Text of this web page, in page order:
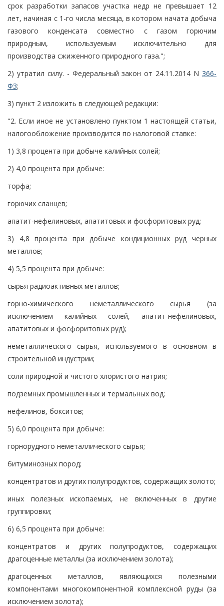
срок разработки запасов участка недр не превышает 12
лет, начиная с 1-го числа месяца, в котором начата добыча
газового конденсата совместно с газом горючим
природным, используемым исключительно для
производства сжиженного природного газа.";
2) утратил силу. - Федеральный закон от 24.11.2014 N 366-
ФЗ;
3) пункт 2 изложить в следующей редакции:
"2. Если иное не установлено пунктом 1 настоящей статьи,
налогообложение производится по налоговой ставке:
1) 3,8 процента при добыче калийных солей;
2) 4,0 процента при добыче:
торфа;
горючих сланцев;
апатит-нефелиновых, апатитовых и фосфоритовых руд;
3) 4,8 процента при добыче кондиционных руд черных
металлов;
4) 5,5 процента при добыче:
сырья радиоактивных металлов;
горно-химического неметаллического сырья (за
исключением калийных солей, апатит-нефелиновых,
апатитовых и фосфоритовых руд);
неметаллического сырья, используемого в основном в
строительной индустрии;
соли природной и чистого хлористого натрия;
подземных промышленных и термальных вод;
нефелинов, бокситов;
5) 6,0 процента при добыче:
горнорудного неметаллического сырья;
битуминозных пород;
концентратов и других полупродуктов, содержащих золото;
иных полезных ископаемых, не включенных в другие
группировки;
6) 6,5 процента при добыче:
концентратов и других полупродуктов, содержащих
драгоценные металлы (за исключением золота);
драгоценных металлов, являющихся полезными
компонентами многокомпонентной комплексной руды (за
исключением золота);